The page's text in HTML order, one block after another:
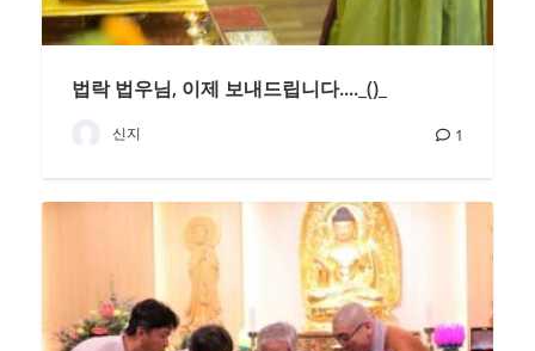
법락 법우님, 이제 보내드립니다...._()_
신지 1